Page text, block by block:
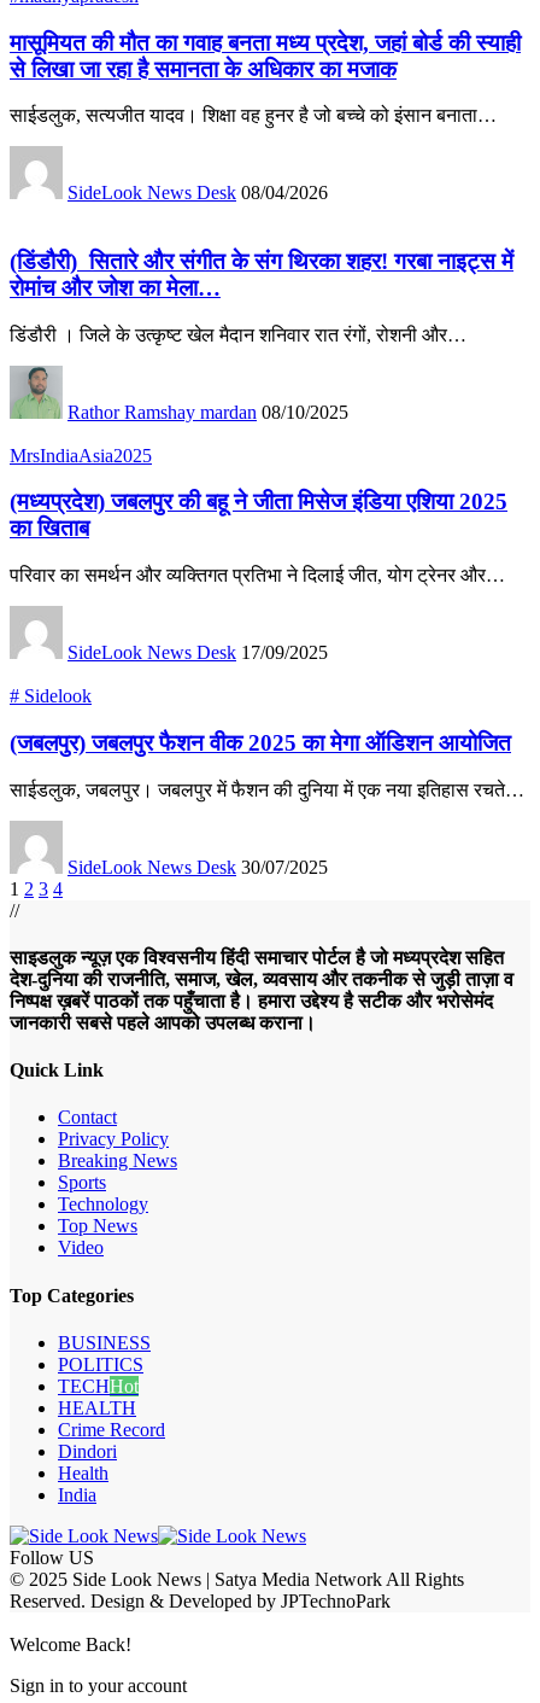
मासूमियत की मौत का गवाह बनता मध्य प्रदेश, जहां बोर्ड की स्याही
से लिखा जा रहा है समानता के अधिकार का मजाक
साईडलुक, सत्यजीत यादव। शिक्षा वह हुनर है जो बच्चे को इंसान बनाता…
SideLook News Desk 08/04/2026
(डिंडौरी) सितारे और संगीत के संग थिरका शहर! गरबा नाइट्स में
रोमांच और जोश का मेला…
डिंडौरी । जिले के उत्कृष्ट खेल मैदान शनिवार रात रंगों, रोशनी और…
Rathor Ramshay mardan 08/10/2025
MrsIndiaAsia2025
(मध्यप्रदेश) जबलपुर की बहू ने जीता मिसेज इंडिया एशिया 2025
का खिताब
परिवार का समर्थन और व्यक्तिगत प्रतिभा ने दिलाई जीत, योग ट्रेनर और…
SideLook News Desk 17/09/2025
# Sidelook
(जबलपुर) जबलपुर फैशन वीक 2025 का मेगा ऑडिशन आयोजित
साईडलुक, जबलपुर। जबलपुर में फैशन की दुनिया में एक नया इतिहास रचते…
SideLook News Desk 30/07/2025
1 2 3 4
//
साइडलुक न्यूज़ एक विश्वसनीय हिंदी समाचार पोर्टल है जो मध्यप्रदेश सहित
देश-दुनिया की राजनीति, समाज, खेल, व्यवसाय और तकनीक से जुड़ी ताज़ा व
निष्पक्ष ख़बरें पाठकों तक पहुँचाता है। हमारा उद्देश्य है सटीक और भरोसेमंद
जानकारी सबसे पहले आपको उपलब्ध कराना।
Quick Link
Contact
Privacy Policy
Breaking News
Sports
Technology
Top News
Video
Top Categories
BUSINESS
POLITICS
TECHHot
HEALTH
Crime Record
Dindori
Health
India
Follow US
© 2025 Side Look News | Satya Media Network All Rights
Reserved. Design & Developed by JPTechnoPark
Welcome Back!
Sign in to your account